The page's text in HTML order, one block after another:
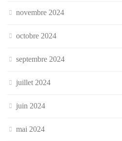
novembre 2024
octobre 2024
septembre 2024
juillet 2024
juin 2024
mai 2024